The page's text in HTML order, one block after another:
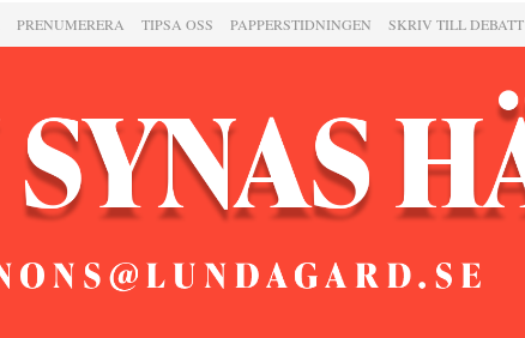
PRENUMERERA TIPSA OSS PAPPERSTIDNINGEN SKRIV TILL DEBATT